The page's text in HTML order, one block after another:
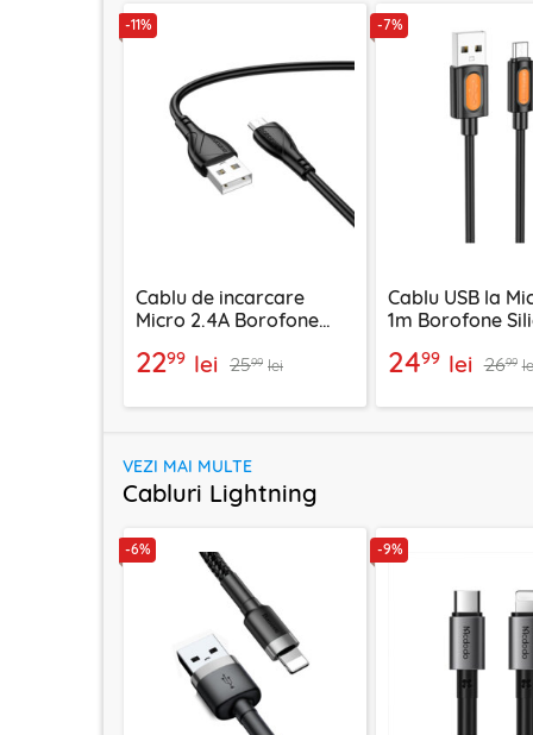
-11%
Cablu de incarcare
Micro 2.4A Borofone
2299 lei 2599 lei
-7%
Cablu USB la
1m Borofone
2499 lei 2699
VEZI MAI MULTE
Cabluri Lightning
-6% -9%